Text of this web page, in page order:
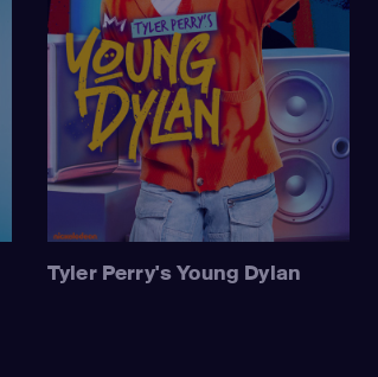
Tyler Perry's Young Dylan